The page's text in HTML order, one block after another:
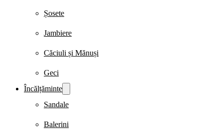
Șosete
Jambiere
Căciuli și Mănuși
Geci
Încălțăminte
Sandale
Balerini